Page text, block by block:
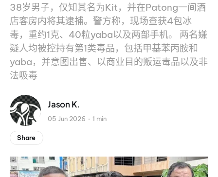
38岁男子，仅知其名为Kit，并在Patong一间酒
店客房内将其逮捕。警方称，现场查获4包冰
毒，重约1克、40粒yaba以及两部手机。 两名嫌
疑人均被控持有第1类毒品，包括甲基苯丙胺和
yaba，并意图出售、以商业目的贩运毒品以及非
法吸毒
Jason K.
05 Jun 2026 1 min
Share